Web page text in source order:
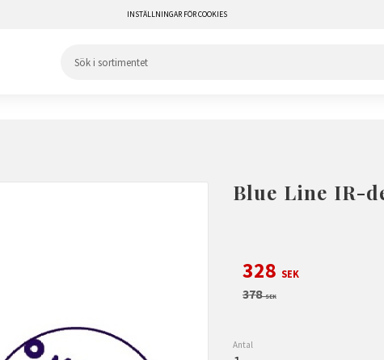
INSTÄLLNINGAR FÖR COOKIES
Blue Line IR-
Nedsatt pris:
328 SEK
Ordinarie pris:
378SEK
Antal